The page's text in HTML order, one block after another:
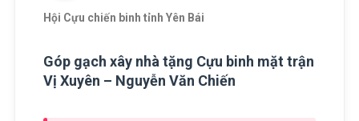
Hội Cựu chiến binh tỉnh Yên Bái
Góp gạch xây nhà tặng Cựu binh mặt trận
Vị Xuyên – Nguyễn Văn Chiến